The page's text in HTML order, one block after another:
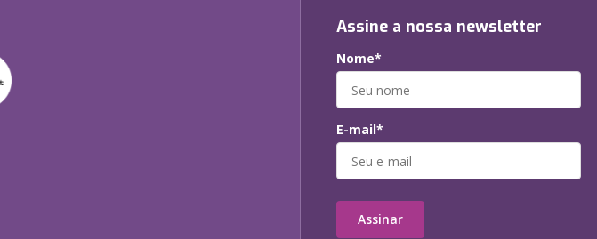
Assine a nossa newsletter
Nome*
E-mail*
Assinar